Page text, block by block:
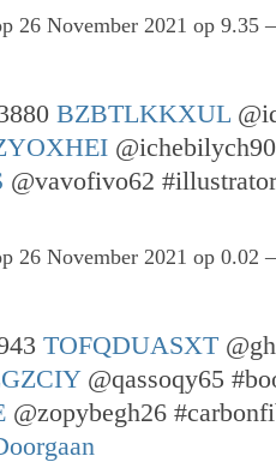
26 November 2021 op 9.35
BZBTLKKXUL
@vavofivo62
26 November 2021 op 0.02
TOFQDUASXT
@qassoqy65
@zopybegh26